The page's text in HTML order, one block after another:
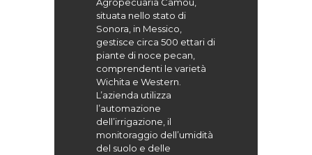
situata nello stato di
Sonora, in Messico,
gestisce circa 500 ettari di
piante di noce pecan,
comprendenti le varietà
Wichita e Western.
L’azienda utilizza
l’automazione
dell’irrigazione, il
monitoraggio dell’umidità
del suolo e delle